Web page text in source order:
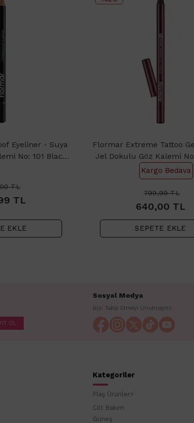
Eyeliner - Suya
No: 101 Black
TL
TL
EKLE
Flormar Extreme Tattoo
Jel Dokulu Göz Kalemi
Berry
Kargo Bedava
799,99TL
640,00 TL
SEPETE EKLE
OL
Sosyal Medya
Bizi Takip Etmeyi Unutmayın!
Kategoriler
Flaş Ürünler⚡
Cilt Bakım
Güneş